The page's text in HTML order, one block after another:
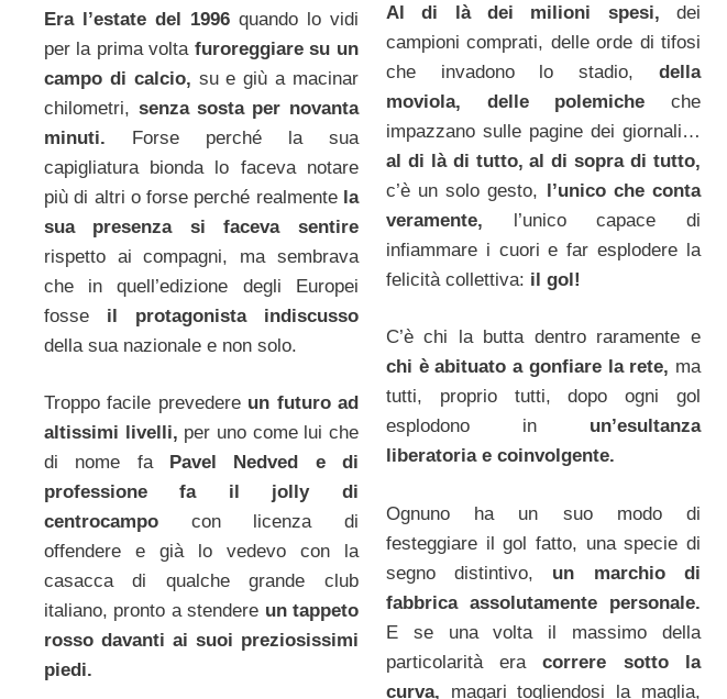
Era l’estate del 1996 quando lo vidi
per la prima volta furoreggiare su un
campo di calcio, su e giù a macinar
chilometri, senza sosta per novanta
minuti. Forse perché la sua
capigliatura bionda lo faceva notare
più di altri o forse perché realmente la
sua presenza si faceva sentire
rispetto ai compagni, ma sembrava
che in quell’edizione degli Europei
fosse il protagonista indiscusso
della sua nazionale e non solo.
Troppo facile prevedere un futuro ad
altissimi livelli, per uno come lui che
di nome fa
Pavel Nedved e di
professione fa il jolly di
centrocampo con licenza di
offendere e già lo vedevo con la
casacca di qualche grande club
italiano, pronto a stendere un tappeto
rosso davanti ai suoi preziosissimi
piedi.
Al di là dei milioni spesi, dei
campioni comprati, delle orde di tifosi
che invadono lo stadio, della
moviola, delle polemiche che
impazzano sulle pagine dei giornali…
al di là di tutto, al di sopra di tutto,
c’è un solo gesto, l’unico che conta
veramente, l’unico capace di
infiammare i cuori e far esplodere la
felicità collettiva: il gol!
C’è chi la butta dentro raramente e
chi è abituato a gonfiare la rete, ma
tutti, proprio tutti, dopo ogni gol
esplodono in un’esultanza
liberatoria e coinvolgente.
Ognuno ha un suo modo di
festeggiare il gol fatto, una specie di
segno distintivo, un marchio di
fabbrica assolutamente personale.
E se una volta il massimo della
particolarità eracorrere sotto la
curva, magari togliendosi la maglia,